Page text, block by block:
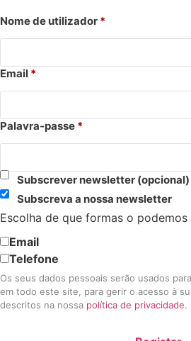
Nome de utilizador *
Email *
Palavra-passe *
Subscrever newsletter (opcional)
Subscreva a nossa newsletter
Escolha de que formas o
Email
Telefone
Os seus dados pessoais serão usados
em todo este site, para gerir o acesso à
descritos na nossa política de privacidade.